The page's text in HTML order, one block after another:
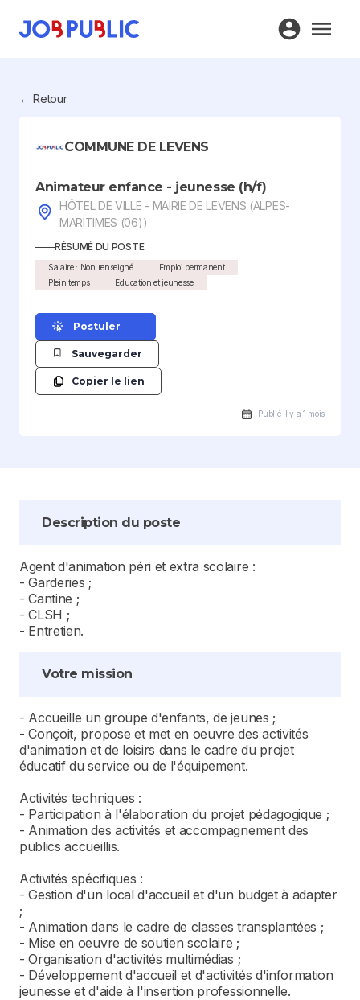
← Retour
COMMUNE DE LEVENS
Animateur enfance - jeunesse (h/f)
HÔTEL DE VILLE - MAIRIE DE LEVENS (ALPES-
MARITIMES (06))
RÉSUMÉ DU POSTE
Salaire : Non renseigné
Emploi permanent
Plein temps
Education et jeunesse
Postuler
Sauvegarder
Copier le lien
Publié il y a 1 mois
Description du poste
Agent d'animation péri et extra scolaire :
- Garderies ;
- Cantine ;
- CLSH ;
- Entretien.
Votre mission
- Accueille un groupe d'enfants, de jeunes ;
- Conçoit, propose et met en oeuvre des activités
d'animation et de loisirs dans le cadre du projet
éducatif du service ou de l'équipement.
Activités techniques :
- Participation à l'élaboration du projet pédagogique ;
- Animation des activités et accompagnement des
publics accueillis.
Activités spécifiques :
- Gestion d'un local d'accueil et d'un budget à adapter
;
- Animation dans le cadre de classes transplantées ;
- Mise en oeuvre de soutien scolaire ;
- Organisation d'activités multimédias ;
- Développement d'accueil et d'activités d'information
jeunesse et d'aide à l'insertion professionnelle.